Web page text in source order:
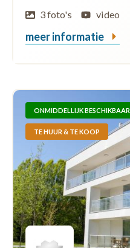
3 foto's video
meer informatie
ONMIDDELLIJK BESCHIKBAAR
TE HUUR & TE KOOP